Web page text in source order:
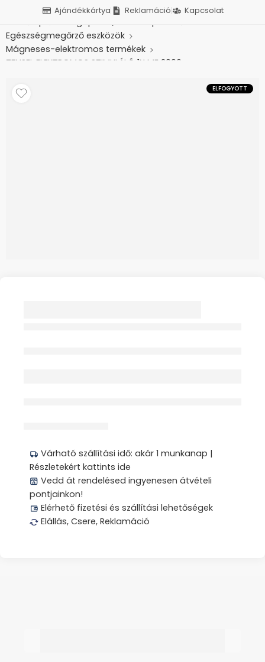
Ajándékkártya Reklamáció Kapcsolat
Kezdőlap
Betegápolás, otthonápolás
Egészségmegőrző eszközök
Mágneses-elektromos termékek
TENSEL ELEKTROMOS STIMULÁLÓ 1X ME 2006
ELFOGYOTT
Várható szállítási idő: akár 1 munkanap |
Részletekért kattints ide
Vedd át rendelésed ingyenesen átvételi
pontjainkon!
Elérhető fizetési és szállítási lehetőségek
Elállás, Csere, Reklamáció